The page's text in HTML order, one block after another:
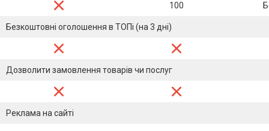
100
Безкоштовні оголошення в ТОПі (на 3 дні)
Дозволити замовлення товарів чи послуг
Реклама на сайті